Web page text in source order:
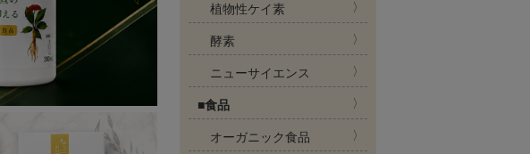
植物性ケイ素
酵素
ニューサイエンス
■食品
オーガニック食品